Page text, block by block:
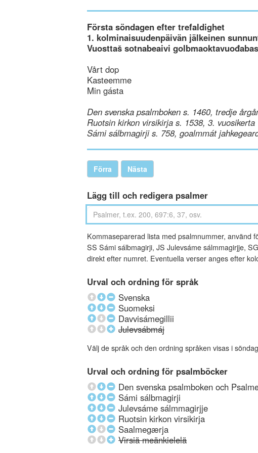
Första söndagen efter trefaldighet
1. kolminaisuudenpäivän jälkeinen
Vuosttaš sotnabeaivi
Vårt dop
Kasteemme
Min gásta
Den svenska psalmboken s. 1460, tredje
Ruotsin kirkon virsikirja s. 1538, 3. vuosikerta
Sámi sálbmagirji s. 758, goalmmát
Förra Nästa
Lägg till och redigera psalmer
Kommaseparerad lista med psalmnummer, använd
SS Sámi sálbmagirji, JS Julevsáme sálmmagirjje,
direkt efter numret. Eventuella verser anges efter
Urval och ordning för språk
Svenska
Suomeksi
Davvisámegillii
Julevsábmáj
Välj de språk och den ordning språken visas i
Urval och ordning för psalmböcker
Den svenska psalmboken och
Sámi sálbmagirji
Julevsáme sálmmagirjje
Ruotsin kirkon virsikirja
Saalmegærja
Virsiä meänkielelä